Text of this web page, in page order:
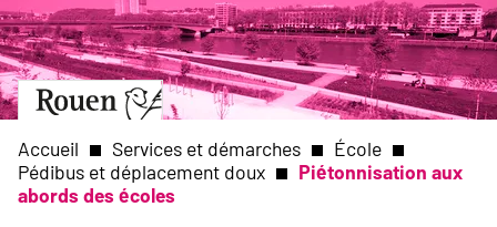
Aller
au
contenu
principal
Aller
à
page
d’accueil
Slide
1
of
1
Accueil Services et démarches
École
Pédibus et déplacement doux
Piétonnisation aux
abords des écoles